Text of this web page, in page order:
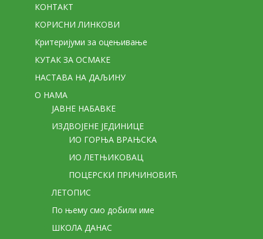
КОНТАКТ
КОРИСНИ ЛИНКОВИ
Критеријуми за оцењивање
КУТАК ЗА ОСМАКЕ
НАСТАВА НА ДАЉИНУ
О НАМА
ЈАВНЕ НАБАВКЕ
ИЗДВОЈЕНЕ ЈЕДИНИЦЕ
ИО ГОРЊА ВРАЊСКА
ИО ЛЕТЊИКОВАЦ
ПОЦЕРСКИ ПРИЧИНОВИЋ
ЛЕТОПИС
По њему смо добили име
ШКОЛА ДАНАС